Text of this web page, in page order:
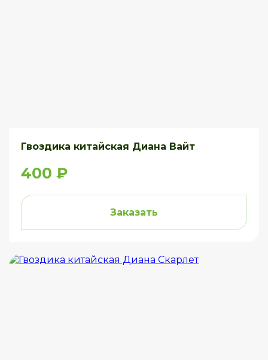
Гвоздика китайская Диана Вайт
400 ₽
Заказать